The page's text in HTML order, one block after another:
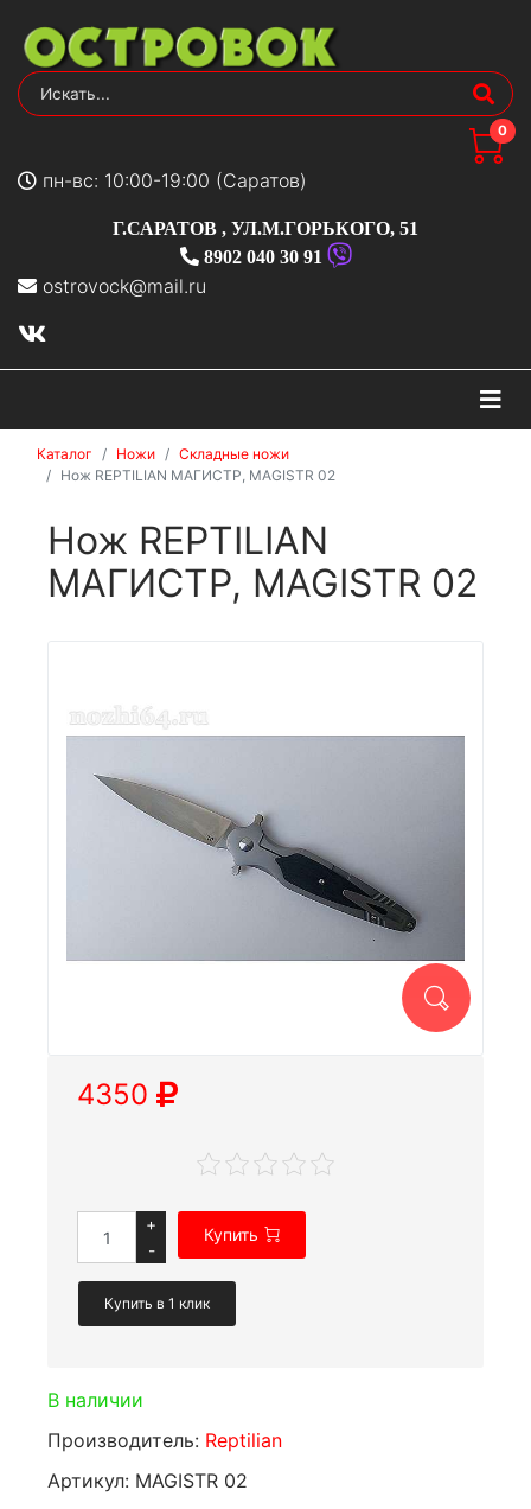
0
пн-вс: 10:00-19:00 (Саратов)
Г.САРАТОВ , УЛ.М.ГОРЬКОГО, 51
8902 040 30 91
ostrovock@mail.ru
Каталог Ножи
Складные ножи
Нож REPTILIAN МАГИСТР, MAGISTR 02
Нож REPTILIAN
МАГИСТР, MAGISTR 02
4350
+
-
Купить
Купить в 1 клик
В наличии
Производитель: Reptilian
Артикул: MAGISTR 02